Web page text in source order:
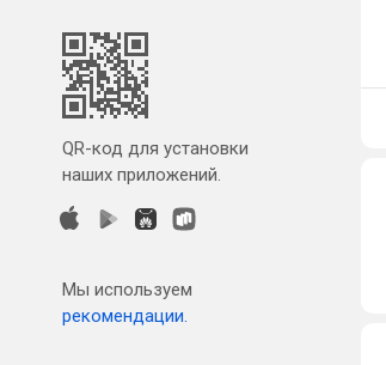
QR-код для установки
наших приложений.
Мы используем
рекомендации.